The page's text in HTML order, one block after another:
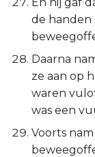
de handen
Daarna
ze aan op
waren
was een
Voorts